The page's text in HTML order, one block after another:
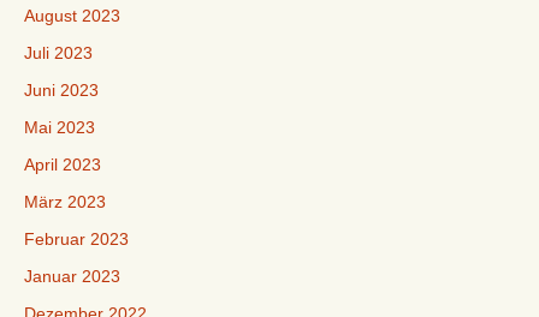
August 2023
Juli 2023
Juni 2023
Mai 2023
April 2023
März 2023
Februar 2023
Januar 2023